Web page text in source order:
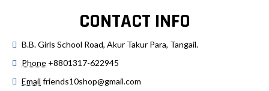
CONTACT INFO
B.B. Girls School Road, Akur Takur Para, Tangail.
Phone +8801317-622945
Email friends10shop@gmail.com